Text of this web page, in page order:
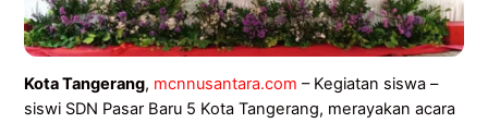
Kota Tangerang, mcnnusantara.com – Kegiatan siswa –
siswi SDN Pasar Baru 5 Kota Tangerang, merayakan acara